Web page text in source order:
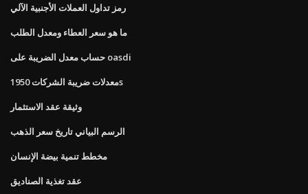
رمز تداول العملات الأجنبية الآلي
ما هو سعر العطاء ومعدل الطلب
حساب معدل الضريبة على oasdi
معدلات ضريبة الشركات 1950s
وثيقة عقد الاستثمار
الرسم البياني تاريخ سعر الذهب
مخطط تنمية بيضة الإنسان
عقد تغذية الصناديق